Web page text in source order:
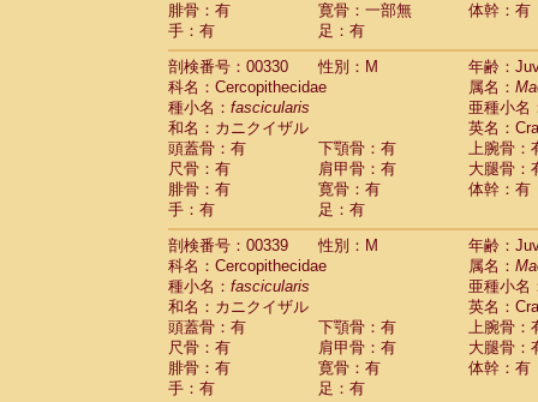
腓骨：有
寛骨：一部無
体幹：有
手：有
足：有
剖検番号：00330
性別：M
年齢：
科名：Cercopithecidae
属名：
種小名： fascicularis
亜種小名
和名：カニクイザル
英名：
頭蓋骨：有
下顎骨：有
上腕骨：
尺骨：有
肩甲骨：有
大腿骨：
腓骨：有
寛骨：有
体幹：有
手：有
足：有
剖検番号：00339
性別：M
年齢：
科名：Cercopithecidae
属名：
種小名： fascicularis
亜種小名
和名：カニクイザル
英名：
頭蓋骨：有
下顎骨：有
上腕骨：
尺骨：有
肩甲骨：有
大腿骨：
腓骨：有
寛骨：有
体幹：有
手：有
足：有